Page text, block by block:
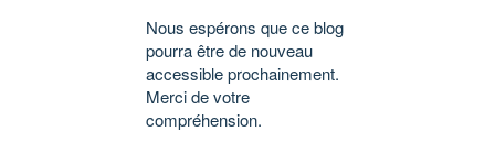
Nous espérons que ce blog
pourra être de nouveau
accessible prochainement.
Merci de votre
compréhension.